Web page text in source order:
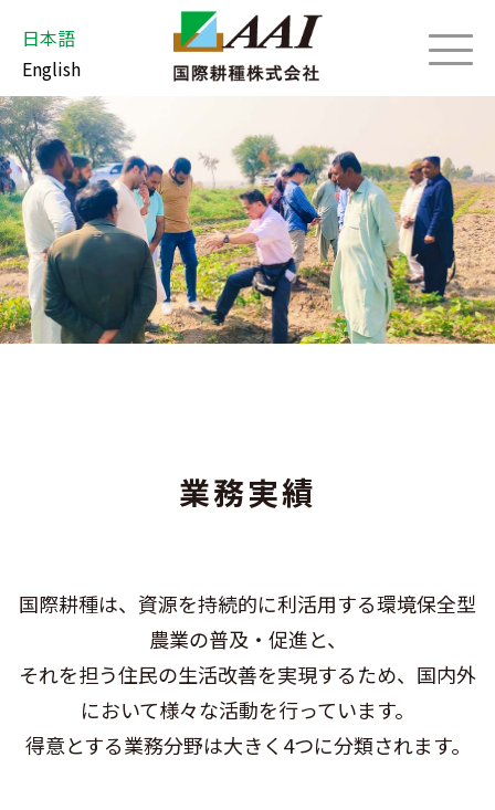
日本語
English
業務実績
国際耕種は、資源を持続的に利活用する環境保全型
農業の普及・促進と、
それを担う住民の生活改善を実現するため、国内外
において様々な活動を行っています。
得意とする業務分野は大きく4つに分類されます。